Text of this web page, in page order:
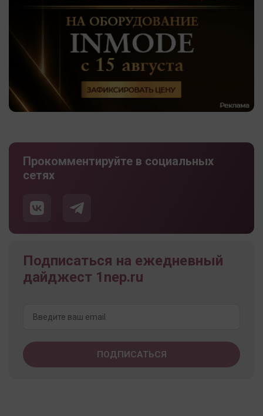
Прокомментируйте в социальных
сетях
Подписаться на ежедневный
дайджест 1nep.ru